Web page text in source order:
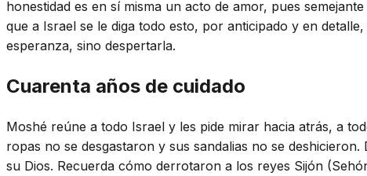
honestidad es en sí misma un acto de amor, pues
que a Israel se le diga todo esto, por anticipado y en
esperanza, sino despertarla.
Cuarenta años de cuidado
Moshé reúne a todo Israel y les pide mirar hacia atrás, a
ropas no se desgastaron y sus sandalias no se
su Dios. Recuerda cómo derrotaron a los reyes Sijón